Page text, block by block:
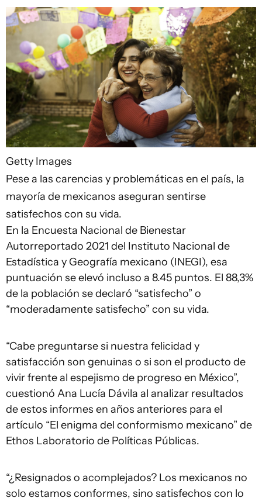
Getty Images
Pese a las carencias y problemáticas en el país, la
mayoría de mexicanos aseguran sentirse
satisfechos con su vida.
En la Encuesta Nacional de Bienestar
Autorreportado 2021 del Instituto Nacional de
Estadística y Geografía mexicano (INEGI), esa
puntuación se elevó incluso a 8.45 puntos. El 88,3%
de la población se declaró “satisfecho” o
“moderadamente satisfecho” con su vida.
“Cabe preguntarse si nuestra felicidad y
satisfacción son genuinas o si son el producto de
vivir frente al espejismo de progreso en México”,
cuestionó Ana Lucía Dávila al analizar resultados
de estos informes en años anteriores para el
artículo “El enigma del conformismo mexicano” de
Ethos Laboratorio de Políticas Públicas.
“¿Resignados o acomplejados? Los mexicanos no
solo estamos conformes, sino satisfechos con lo